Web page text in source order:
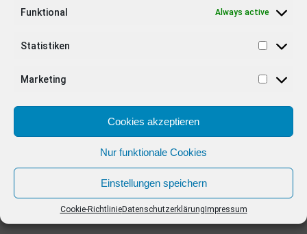
Funktional Always active
Statistiken
Marketing
Cookies akzeptieren
Nur funktionale Cookies
Einstellungen speichern
Cookie-RichtlinieDatenschutzerklärung Impressum